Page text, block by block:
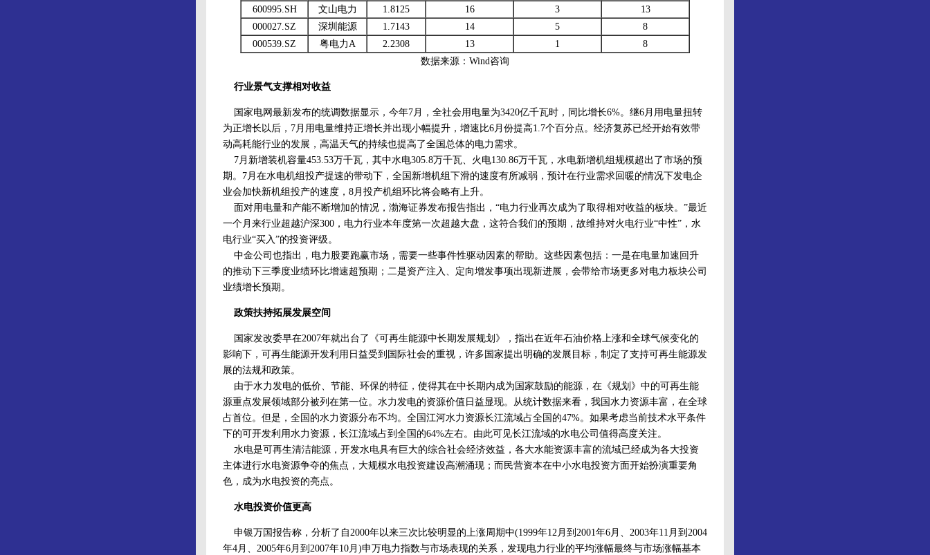
600995.SH
文山电力 1.8125 16 3
13
000027.SZ
深圳能源 1.7143 14 5
8
000539.SZ
粤电力A 2.2308 13 1
8
数据来源：Wind咨询
行业景气支撑相对收益
国家电网最新发布的统调数据显示，今年7月，全社会用电量为3420亿千瓦时，同比增长6%。继6月用电量扭转
为正增长以后，7月用电量维持正增长并出现小幅提升，增速比6月份提高1.7个百分点。经济复苏已经开始有效带
动高耗能行业的发展，高温天气的持续也提高了全国总体的电力需求。
7月新增装机容量453.53万千瓦，其中水电305.8万千瓦、火电130.86万千瓦，水电新增机组规模超出了市场的预
期。7月在水电机组投产提速的带动下，全国新增机组下滑的速度有所减弱，预计在行业需求回暖的情况下发电企
业会加快新机组投产的速度，8月投产机组环比将会略有上升。
面对用电量和产能不断增加的情况，渤海证券发布报告指出，“电力行业再次成为了取得相对收益的板块。”最近
一个月来行业超越沪深300，电力行业本年度第一次超越大盘，这符合我们的预期，故维持对火电行业“中性”，水
电行业“买入”的投资评级。
中金公司也指出，电力股要跑赢市场，需要一些事件性驱动因素的帮助。这些因素包括：一是在电量加速回升
的推动下三季度业绩环比增速超预期；二是资产注入、定向增发事项出现新进展，会带给市场更多对电力板块公司
业绩增长预期。
政策扶持拓展发展空间
国家发改委早在2007年就出台了《可再生能源中长期发展规划》，指出在近年石油价格上涨和全球气候变化的
影响下，可再生能源开发利用日益受到国际社会的重视，许多国家提出明确的发展目标，制定了支持可再生能源发
展的法规和政策。
由于水力发电的低价、节能、环保的特征，使得其在中长期内成为国家鼓励的能源，在《规划》中的可再生能
源重点发展领域部分被列在第一位。水力发电的资源价值日益显现。从统计数据来看，我国水力资源丰富，在全球
占首位。但是，全国的水力资源分布不均。全国江河水力资源长江流域占全国的47%。如果考虑当前技术水平条件
下的可开发利用水力资源，长江流域占到全国的64%左右。由此可见长江流域的水电公司值得高度关注。
水电是可再生清洁能源，开发水电具有巨大的综合社会经济效益，各大水能资源丰富的流域已经成为各大投资
主体进行水电资源争夺的焦点，大规模水电投资建设高潮涌现；而民营资本在中小水电投资方面开始扮演重要角
色，成为水电投资的亮点。
水电投资价值更高
申银万国报告称，分析了自2000年以来三次比较明显的上涨周期中(1999年12月到2001年6月、2003年11月到2004
年4月、2005年6月到2007年10月)申万电力指数与市场表现的关系，发现电力行业的平均涨幅最终与市场涨幅基本